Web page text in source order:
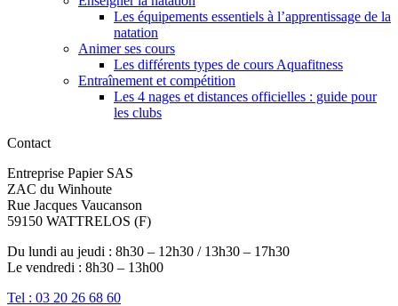
Les équipements essentiels à l’apprentissage de la
natation
Animer ses cours
Les différents types de cours Aquafitness
Entraînement et compétition
Les 4 nages et distances officielles : guide pour
les clubs
Contact
Entreprise Papier SAS
ZAC du Winhoute
Rue Jacques Vaucanson
59150 WATTRELOS (F)
Du lundi au jeudi : 8h30 – 12h30 / 13h30 – 17h30
Le vendredi : 8h30 – 13h00
Tel : 03 20 26 68 60